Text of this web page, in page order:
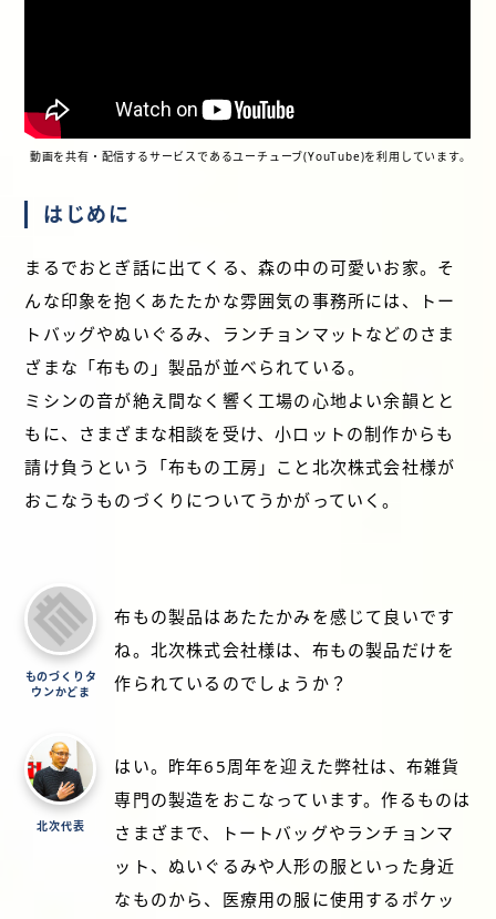
動画を共有・配信するサービスであるユーチューブ(YouTube)を利用しています。
はじめに
まるでおとぎ話に出てくる、森の中の可愛いお家。そ
んな印象を抱くあたたかな雰囲気の事務所には、トー
トバッグやぬいぐるみ、ランチョンマットなどのさま
ざまな「布もの」製品が並べられている。
ミシンの音が絶え間なく響く工場の心地よい余韻とと
もに、さまざまな相談を受け、小ロットの制作からも
請け負うという「布もの工房」こと北次株式会社様が
おこなうものづくりについてうかがっていく。
ものづくりタ
ウンかどま
布もの製品はあたたかみを感じて良いです
ね。北次株式会社様は、布もの製品だけを
作られているのでしょうか？
北次代表
はい。昨年65周年を迎えた弊社は、布雑貨
専門の製造をおこなっています。作るものは
さまざまで、トートバッグやランチョンマ
ット、ぬいぐるみや人形の服といった身近
なものから、医療用の服に使用するポケッ